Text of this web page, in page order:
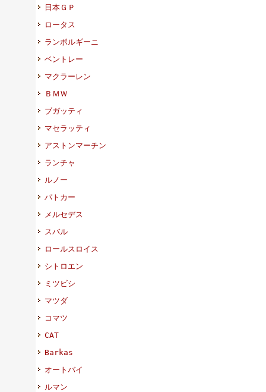
日本ＧＰ
ロータス
ランボルギーニ
ベントレー
マクラーレン
ＢＭＷ
ブガッティ
マセラッティ
アストンマーチン
ランチャ
ルノー
パトカー
メルセデス
スバル
ロールスロイス
シトロエン
ミツビシ
マツダ
コマツ
CAT
Barkas
オートバイ
ルマン